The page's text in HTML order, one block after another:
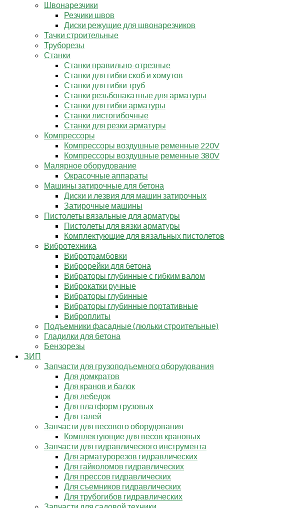
Швонарезчики
Резчики швов
Диски режущие для швонарезчиков
Тачки строительные
Труборезы
Станки
Станки правильно-отрезные
Станки для гибки скоб и хомутов
Станки для гибки труб
Станки резьбонакатные для арматуры
Станки для гибки арматуры
Станки листогибочные
Станки для резки арматуры
Компрессоры
Компрессоры воздушные ременные 220V
Компрессоры воздушные ременные 380V
Малярное оборудование
Окрасочные аппараты
Машины затирочные для бетона
Диски и лезвия для машин затирочных
Затирочные машины
Пистолеты вязальные для арматуры
Пистолеты для вязки арматуры
Комплектующие для вязальных пистолетов
Вибротехника
Вибротрамбовки
Виброрейки для бетона
Вибраторы глубинные с гибким валом
Виброкатки ручные
Вибраторы глубинные
Вибраторы глубинные портативные
Виброплиты
Подъемники фасадные (люльки строительные)
Гладилки для бетона
Бензорезы
ЗИП
Запчасти для грузоподъемного оборудования
Для домкратов
Для кранов и балок
Для лебедок
Для платформ грузовых
Для талей
Запчасти для весового оборудования
Комплектующие для весов крановых
Запчасти для гидравлического инструмента
Для арматурорезов гидравлических
Для гайколомов гидравлических
Для прессов гидравлических
Для съемников гидравлических
Для трубогибов гидравлических